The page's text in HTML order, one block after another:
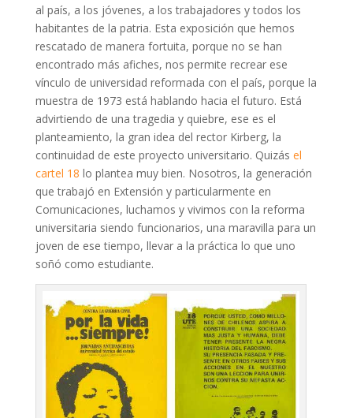
al país, a los jóvenes, a los trabajadores y todos los
habitantes de la patria. Esta exposición que hemos
rescatado de manera fortuita, porque no se han
encontrado más afiches, nos permite recrear ese
vínculo de universidad reformada con el país, porque la
muestra de 1973 está hablando hacia el futuro. Está
advirtiendo de una tragedia y quiebre, ese es el
planteamiento, la gran idea del rector Kirberg, la
continuidad de este proyecto universitario. Quizás el
cartel 18 lo plantea muy bien. Nosotros, la generación
que trabajó en Extensión y particularmente en
Comunicaciones, luchamos y vivimos con la reforma
universitaria siendo funcionarios, una maravilla para un
joven de ese tiempo, llevar a la práctica lo que uno
soñó como estudiante.